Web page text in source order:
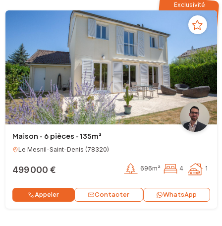
Exclusivité
Maison - 6 pièces - 135m²
Le Mesnil-Saint-Denis (78320)
499 000 € 696m² 4 1
Appeler Contacter WhatsApp